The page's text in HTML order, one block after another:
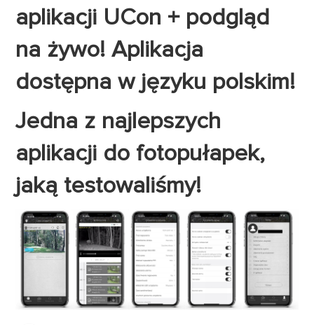
aplikacji UCon + podgląd
na żywo! Aplikacja
dostępna w języku polskim!
Jedna z najlepszych
aplikacji do fotopułapek,
jaką testowaliśmy!